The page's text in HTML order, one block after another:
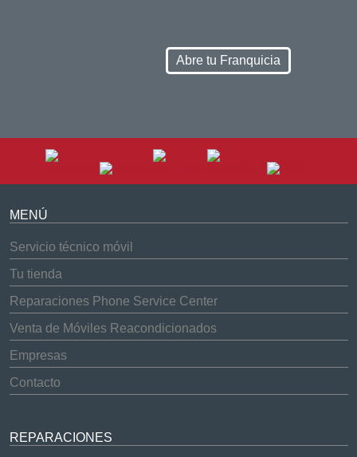
Abre tu Franquicia
MENÚ
Servicio técnico móvil
Tu tienda
Reparaciones Phone Service Center
Venta de Móviles Reacondicionados
Empresas
Contacto
REPARACIONES